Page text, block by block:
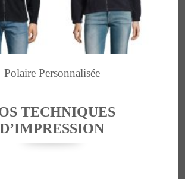
Polaire Personnalisée
TECHNIQUES
D’IMPRESSION